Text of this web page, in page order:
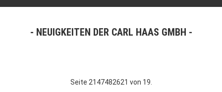
NEUIGKEITEN DER CARL HAAS GMBH
Seite 2147482621 von 19.